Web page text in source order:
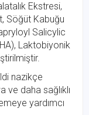
Ekstresi,
Söğüt Kabuğu
Salicylic
Laktobiyonik
nazikçe
daha sağlıklı
yardımcı